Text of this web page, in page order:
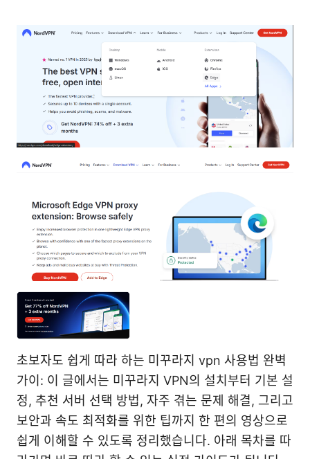
초보자도 쉽게 따라 하는 미꾸라지 vpn 사용법 완벽
가이: 이 글에서는 미꾸라지 VPN의 설치부터 기본 설
정, 추천 서버 선택 방법, 자주 겪는 문제 해결, 그리고
보안과 속도 최적화를 위한 팁까지 한 편의 영상으로
쉽게 이해할 수 있도록 정리했습니다. 아래 목차를 따